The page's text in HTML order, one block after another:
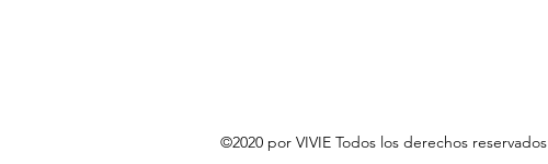
©2020 por VIVIE Todos los derechos reservados